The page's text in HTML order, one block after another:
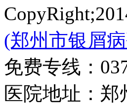
(郑州市银屑
免费专线：
医院地址：